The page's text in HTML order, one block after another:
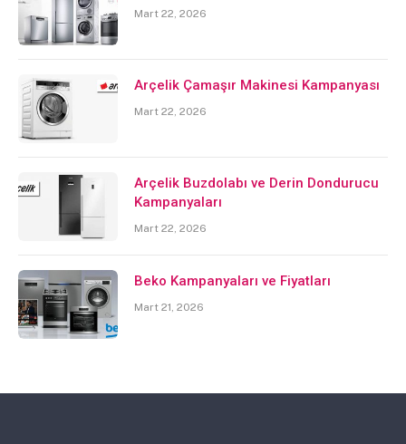
Mart 22, 2026
Arçelik Çamaşır Makinesi Kampanyası
Mart 22, 2026
Arçelik Buzdolabı ve Derin Dondurucu
Kampanyaları
Mart 22, 2026
Beko Kampanyaları ve Fiyatları
Mart 21, 2026